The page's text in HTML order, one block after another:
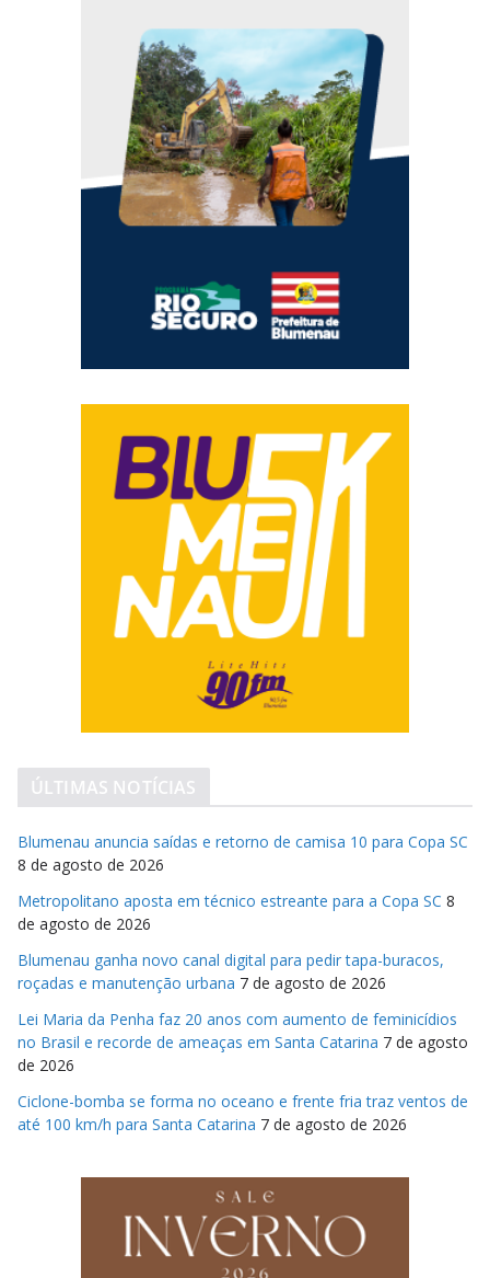
ÚLTIMAS NOTÍCIAS
Blumenau anuncia saídas e retorno de camisa 10 para Copa SC
8 de agosto de 2026
Metropolitano aposta em técnico estreante para a Copa SC 8
de agosto de 2026
Blumenau ganha novo canal digital para pedir tapa-buracos,
roçadas e manutenção urbana 7 de agosto de 2026
Lei Maria da Penha faz 20 anos com aumento de feminicídios
no Brasil e recorde de ameaças em Santa Catarina 7 de agosto
de 2026
Ciclone-bomba se forma no oceano e frente fria traz ventos de
até 100 km/h para Santa Catarina 7 de agosto de 2026